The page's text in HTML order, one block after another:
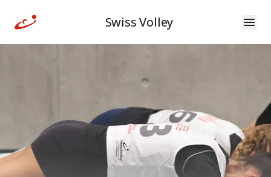
Swiss Volley